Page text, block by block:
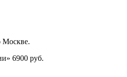
Москве.
6900 руб.